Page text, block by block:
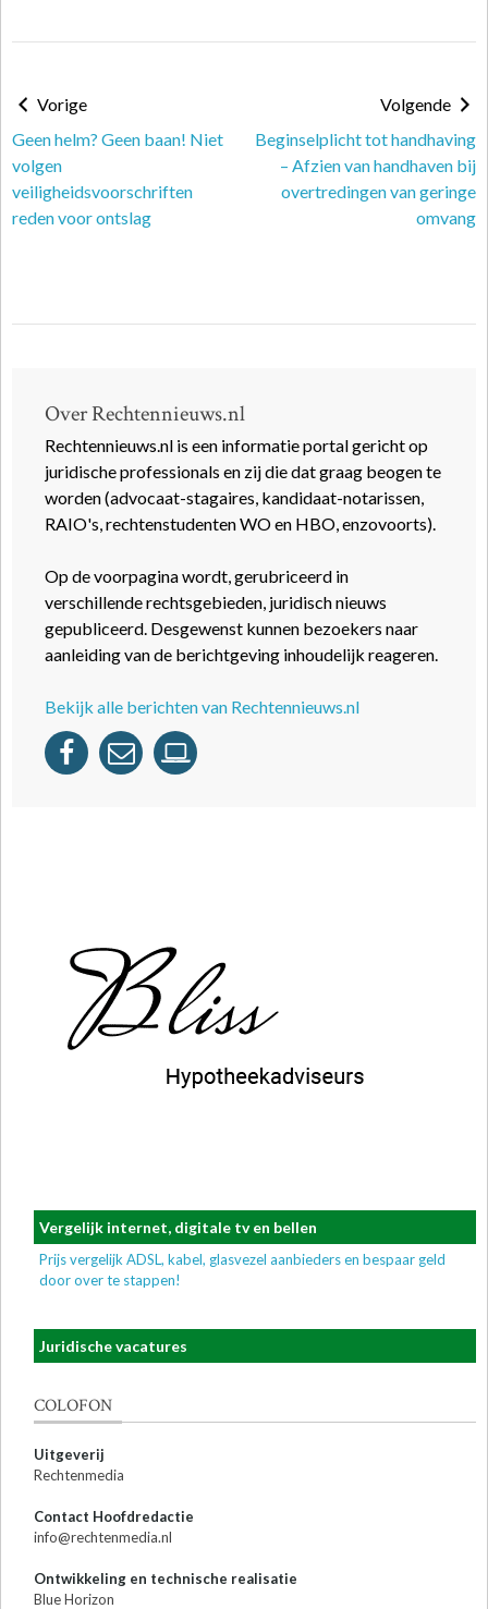
Vorige
Geen helm? Geen baan! Niet
volgen
veiligheidsvoorschriften
reden voor ontslag
Volgende
Beginselplicht tot handhaving
– Afzien van handhaven bij
overtredingen van geringe
omvang
Over Rechtennieuws.nl
Rechtennieuws.nl is een informatie portal gericht op
juridische professionals en zij die dat graag beogen te
worden (advocaat-stagaires, kandidaat-notarissen,
RAIO's, rechtenstudenten WO en HBO, enzovoorts).
Op de voorpagina wordt, gerubriceerd in
verschillende rechtsgebieden, juridisch nieuws
gepubliceerd. Desgewenst kunnen bezoekers naar
aanleiding van de berichtgeving inhoudelijk reageren.
Bekijk alle berichten van Rechtennieuws.nl
Vergelijk internet, digitale tv en bellen
Prijs vergelijk ADSL, kabel, glasvezel aanbieders en bespaar geld
door over te stappen!
Juridische vacatures
COLOFON
Uitgeverij
Rechtenmedia
Contact Hoofdredactie
info@rechtenmedia.nl
Ontwikkeling en technische realisatie
Blue Horizon